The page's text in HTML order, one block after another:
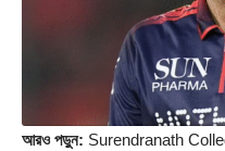
আরও পড়ুন: Surendranath